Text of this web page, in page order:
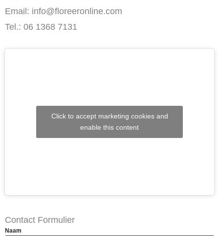
Email: info@floreeronline.com
Tel.: 06 1368 7131
Click to accept marketing cookies and
enable this content
Contact Formulier
Naam